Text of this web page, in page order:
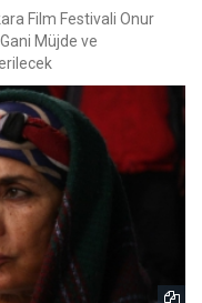
Film Festivali Onur
Müjde ve